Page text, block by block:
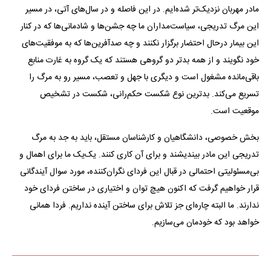
مادر مهربان نزدیک‌تر شده‌ایم. در این فاصله و در سال‌های آتی، در مسیر
این مرگ تدریجی، سیاست‌مداران ما چه جشن‌ها و شادمانی‌ها که در کنار
این بیمار درحال احتضار برگزار نکنند و چه صدآفرین‌ها که به موفقیت‌های
خود نگویند و از همه بدتر دو گروهی هستند که یک گروه به غارت منابع
باقی‌مانده مشغول است و دیگری با جهل و تعصب، مسیر رو به مرگ را
تسریع می‌کند. بدترین نوع شکست حکم‌رانی، شکست در تشخیص
موقعیت است.
بخش خصوصی، دانشگاهیان و کارشناسان مستقل، باید به جد به مرگ
تدریجی این مادر بیندیشند و برای آن کاری کنند. یک‌یک ما برای اهمال و
بی‌مسئولیتی احتمالی در قبال این فردای نگران‌کننده، مورد سوال آیندگانی
قرار خواهیم گرفت که اکنون هیچ توان و اختیاری در ساختن فردای خود
ندارند. ما البته چاره‌ای جز تلاش برای ساختن آینده نداریم. فردا همانی
خواهد بود که خودمان می‌سازیم.